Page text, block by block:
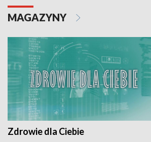
MAGAZYNY
Zdrowie dla Ciebie